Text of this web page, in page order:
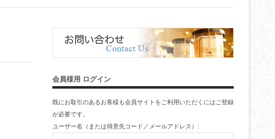
会員様用 ログイン
既にお取引のあるお客様も会員サイトをご利用いただくにはご登録
が必要です。
ユーザー名（または得意先コード／メールアドレス）: